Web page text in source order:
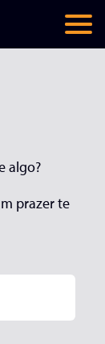
algo?
prazer te